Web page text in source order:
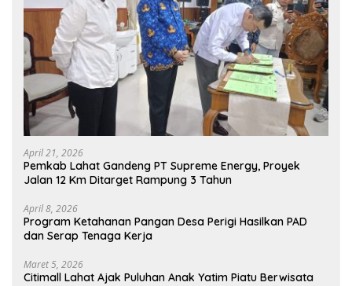
April 21, 2026
Pemkab Lahat Gandeng PT Supreme Energy, Proyek
Jalan 12 Km Ditarget Rampung 3 Tahun
April 8, 2026
Program Ketahanan Pangan Desa Perigi Hasilkan PAD
dan Serap Tenaga Kerja
Maret 5, 2026
Citimall Lahat Ajak Puluhan Anak Yatim Piatu Berwisata